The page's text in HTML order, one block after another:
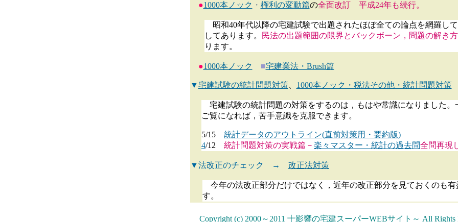
●1000本ノック ・ 権利の変動篇の全面改訂 平成24年も続行。
昭和40年代以降の宅建試験で出題されたほぼ全ての論点を網羅し
してあります。
民法の出題範囲の限界とバックボーン，問題の解き方
ります。
●1000本ノック ■宅建業法・Brush篇
▼宅建試験の統計問題対策、 1000本ノック・税法その他・統計問題対策
宅建試験の統計問題の対策をするのは，もはや常識になりました。
ご覧になれば，苦手意識を克服できます。
5/15 統計データのアウトライン(直前対策用・要約版)
4/12 統計問題対策の実戦篇－ 楽々マスター・統計の過去問全問再現
▼法改正のチェック → 改正法対策
今年の法改正部分だけではなく，近年の改正部分を見ておくのも有
す。
Copyright (c) 2000～2011 十影響の宅建スーパーWEBサイト～ All Rights